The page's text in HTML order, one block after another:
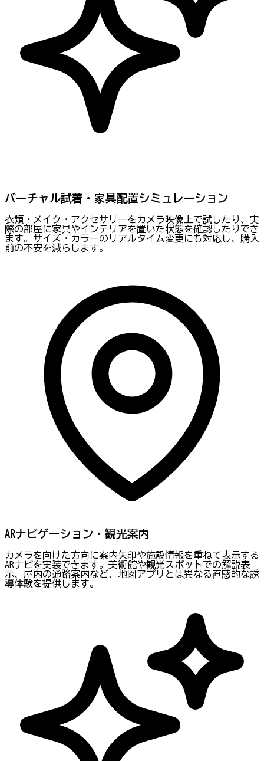
バーチャル試着・家具配置シミュレーション
衣類・メイク・アクセサリーをカメラ映像上で試したり、実
際の部屋に家具やインテリアを置いた状態を確認したりでき
ます。サイズ・カラーのリアルタイム変更にも対応し、購入
前の不安を減らします。
ARナビゲーション・観光案内
カメラを向けた方向に案内矢印や施設情報を重ねて表示する
ARナビを実装できます。美術館や観光スポットでの解説表
示、屋内の通路案内など、地図アプリとは異なる直感的な誘
導体験を提供します。